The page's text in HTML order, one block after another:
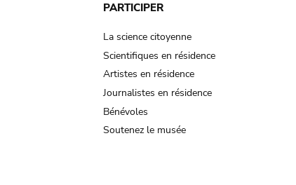
PARTICIPER
La science citoyenne
Scientifiques en résidence
Artistes en résidence
Journalistes en résidence
Bénévoles
Soutenez le musée